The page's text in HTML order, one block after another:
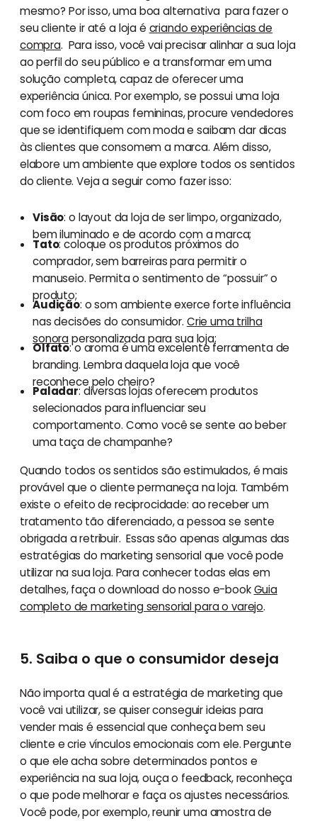
mesmo? Por isso, uma boa alternativa para fazer o
seu cliente ir até a loja é criando experiências de
compra. Para isso, você vai precisar alinhar a sua loja
ao perfil do seu público e a transformar em uma
solução completa, capaz de oferecer uma
experiência única. Por exemplo, se possui uma loja
com foco em roupas femininas, procure vendedores
que se identifiquem com moda e saibam dar dicas
às clientes que consomem a marca. Além disso,
elabore um ambiente que explore todos os sentidos
do cliente. Veja a seguir como fazer isso:
Visão: o layout da loja de ser limpo, organizado,
bem iluminado e de acordo com a marca;
Tato: coloque os produtos próximos do
comprador, sem barreiras para permitir o
manuseio. Permita o sentimento de “possuir” o
produto;
Audição: o som ambiente exerce forte influência
nas decisões do consumidor. Crie uma trilha
sonorapersonalizada para sua loja;
Olfato: o aroma é uma excelente ferramenta de
branding. Lembra daquela loja que você
reconhece pelo cheiro?
Paladar: diversas lojas oferecem produtos
selecionados para influenciar seu
comportamento. Como você se sente ao beber
uma taça de champanhe?
Quando todos os sentidos são estimulados, é mais
provável que o cliente permaneça na loja. Também
existe o efeito de reciprocidade: ao receber um
tratamento tão diferenciado, a pessoa se sente
obrigada a retribuir. Essas são apenas algumas das
estratégias do marketing sensorial que você pode
utilizar na sua loja. Para conhecer todas elas em
detalhes, faça o download do nosso e-bookGuia
completo de marketing sensorial para o varejo.
5. Saiba o que o consumidor deseja
Não importa qual é a estratégia de marketing que
você vai utilizar, se quiser conseguir ideias para
vender mais é essencial que conheça bem seu
cliente e crie vínculos emocionais com ele. Pergunte
o que ele acha sobre determinados pontos e
experiência na sua loja, ouça o feedback, reconheça
o que pode melhorar e faça os ajustes necessários.
Você pode, por exemplo, reunir uma amostra de